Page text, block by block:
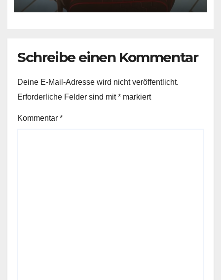
Schreibe einen Kommentar
Deine E-Mail-Adresse wird nicht veröffentlicht.
Erforderliche Felder sind mit* markiert
Kommentar *